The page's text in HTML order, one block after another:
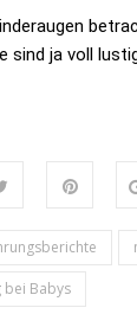
sind ja voll
bei Babys